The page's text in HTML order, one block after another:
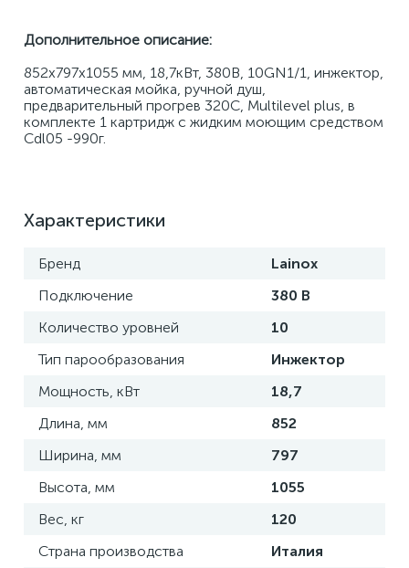
Дополнительное описание:
852x797x1055 мм, 18,7кВт, 380В, 10GN1/1, инжектор,
автоматическая мойка, ручной душ,
предварительный прогрев 320С, Multilevel plus, в
комплекте 1 картридж с жидким моющим средством
Cdl05 -990г.
Характеристики
Бренд
Lainox
Подключение
380 В
Количество уровней
10
Тип парообразования
Инжектор
Мощность, кВт
18,7
Длина, мм
852
Ширина, мм
797
Высота, мм
1055
Вес, кг
120
Страна производства
Италия